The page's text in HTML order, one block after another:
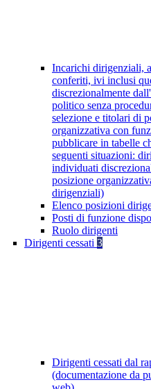
Incarichi dirigenziali,
conferiti, ivi inclusi
discrezionalmente
politico senza
selezione e titolari di
organizzativa con
pubblicare in tabelle
seguenti situazioni:
individuati
posizione
dirigenziali)
Elenco posizioni
Posti di funzione
Ruolo dirigenti
Dirigenti cessati 3
Dirigenti cessati dal
(documentazione da